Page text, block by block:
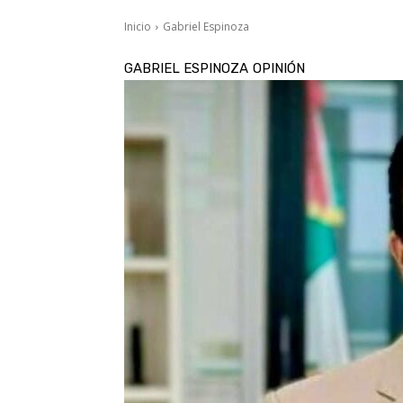
Inicio Gabriel Espinoza
GABRIEL ESPINOZA OPINIÓN